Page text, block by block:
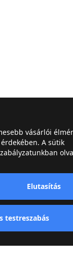
vásárlói
A sütik
Elutasítás
testreszabás